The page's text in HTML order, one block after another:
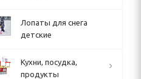
Лопаты для снега
детские
Кухни, посудка,
продукты